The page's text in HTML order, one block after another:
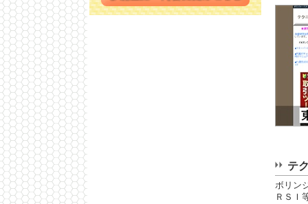
テ
ボリン
ＲＳＩ
参加登録(無料)・内容変更